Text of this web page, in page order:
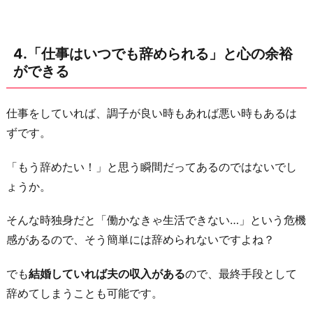
4.「仕事はいつでも辞められる」と心の余裕
ができる
仕事をしていれば、調子が良い時もあれば悪い時もあるは
ずです。
「もう辞めたい！」と思う瞬間だってあるのではないでし
ょうか。
そんな時独身だと「働かなきゃ生活できない…」という危機
感があるので、そう簡単には辞められないですよね？
でも結婚していれば夫の収入があるので、最終手段として
辞めてしまうことも可能です。